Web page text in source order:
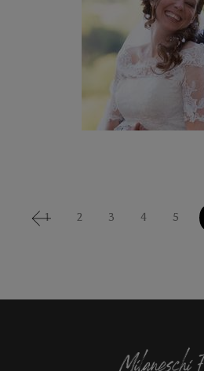
1 2 3 4 5